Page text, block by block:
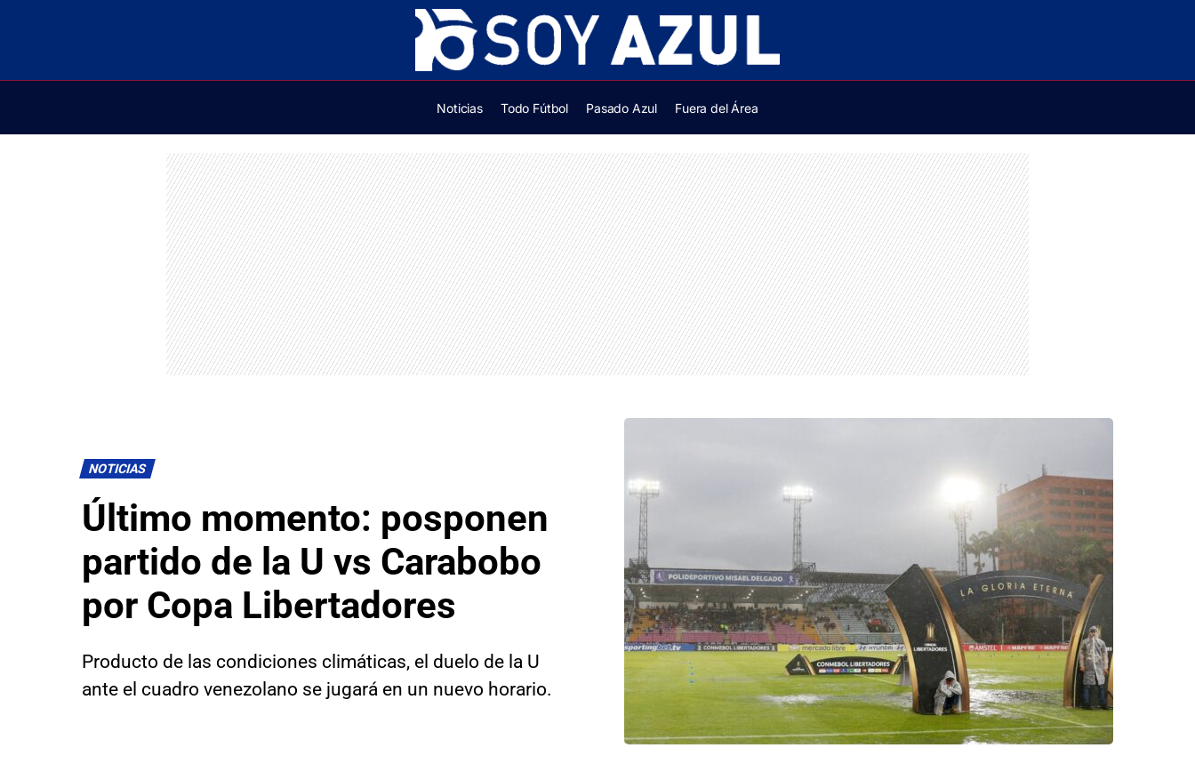
Noticias Todo Fútbol Pasado Azul Fuera del Área
NOTICIAS
Último momento: posponen
partido de la U vs Carabobo
por Copa Libertadores
Producto de las condiciones climáticas, el duelo de la U
ante el cuadro venezolano se jugará en un nuevo horario.